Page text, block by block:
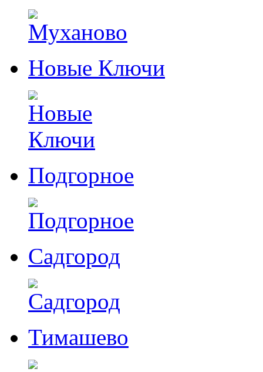
Новые Ключи
Подгорное
Садгород
Тимашево